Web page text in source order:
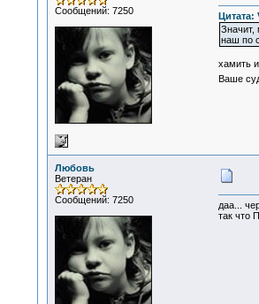
Сообщений: 7250
Цитата:
Значит,
наш по
хамить
Ваше
Любовь
Ветеран
Сообщений: 7250
даа...
так что